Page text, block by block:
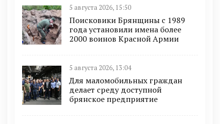
5 августа 2026, 15:50
Поисковики Брянщины с 1989
года установили имена более
2000 воинов Красной Армии
5 августа 2026, 13:04
Для маломобильных граждан
делает среду доступной
брянское предприятие